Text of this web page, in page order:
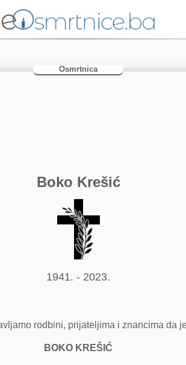
Osmrtnica
Boko Krešić
1941. - 2023.
rodbini, prijateljima i znancima da
BOKO KREŠIĆ